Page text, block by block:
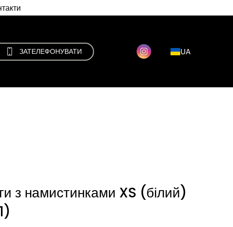
ЗАТЕЛЕФОНУВАТИ UA
з намистинками XS (білий)